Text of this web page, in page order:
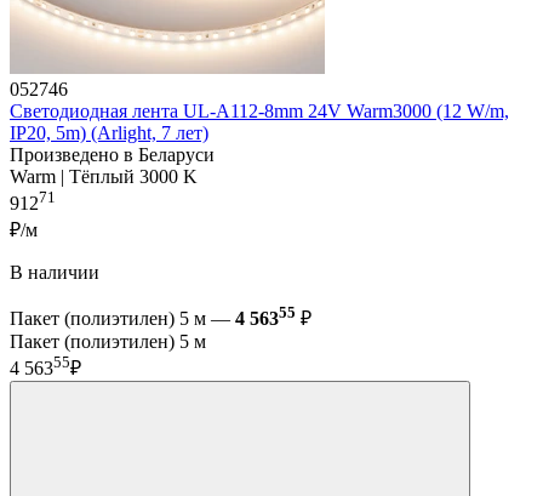
052746
Светодиодная лента UL-A112-8mm 24V Warm3000 (12 W/m,
IP20, 5m) (Arlight, 7 лет)
Произведено в Беларуси
Warm | Тёплый 3000 K
91271
₽/м
В наличии
Пакет (полиэтилен) 5 м — 4 56355 ₽
Пакет (полиэтилен) 5 м
4 56355₽